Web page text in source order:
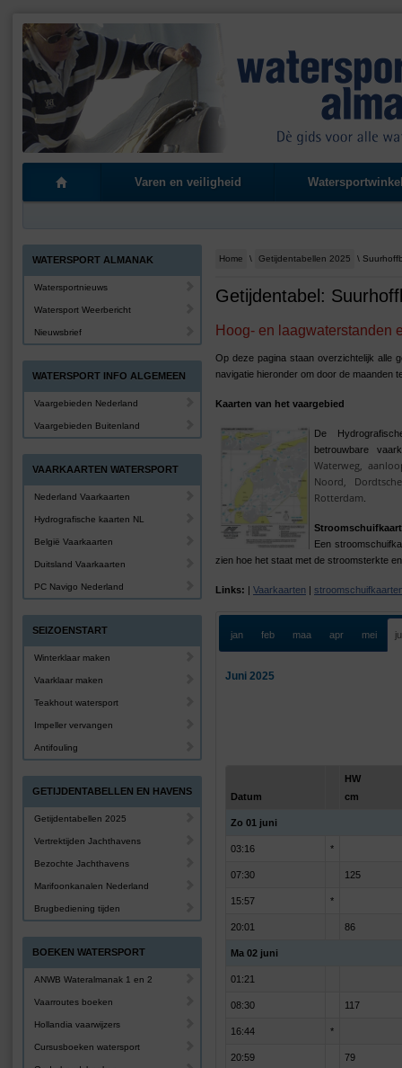
Varen en veiligheid
Home \ Getijdentabellen 2025 \
Getijdentabel:
Hoog- en laagwaterstanden
Op deze pagina staan overzichtelijk alle
navigatie hieronder om door de maanden
Kaarten van het vaargebied
De
betrouwbare
Waterweg,
Noord,
Rotterdam
Stroomschuifkaart
Een
zien hoe het staat met de stroomsterkte
Links: | Vaarkaarten |
jan feb maa apr mei
Juni 2025
Datum
HW
cm
Zo 01 juni
03:16 *
07:30 125
15:57 *
20:01 86
Ma 02 juni
01:21
08:30 117
16:44 *
20:59 79
WATERSPORT ALMANAK
Watersportnieuws
Watersport Weerbericht
Nieuwsbrief
WATERSPORT INFO ALGEMEEN
Vaargebieden Nederland
Vaargebieden Buitenland
VAARKAARTEN WATERSPORT
Nederland Vaarkaarten
Hydrografische kaarten NL
België Vaarkaarten
Duitsland Vaarkaarten
PC Navigo Nederland
SEIZOENSTART
Winterklaar maken
Vaarklaar maken
Teakhout watersport
Impeller vervangen
Antifouling
GETIJDENTABELLEN EN HAVENS
Getijdentabellen 2025
Vertrektijden Jachthavens
Bezochte Jachthavens
Marifoonkanalen Nederland
Brugbediening tijden
BOEKEN WATERSPORT
ANWB Wateralmanak 1 en 2
Vaarroutes boeken
Hollandia vaarwijzers
Cursusboeken watersport